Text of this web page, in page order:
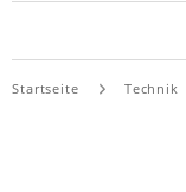
Startseite Technik